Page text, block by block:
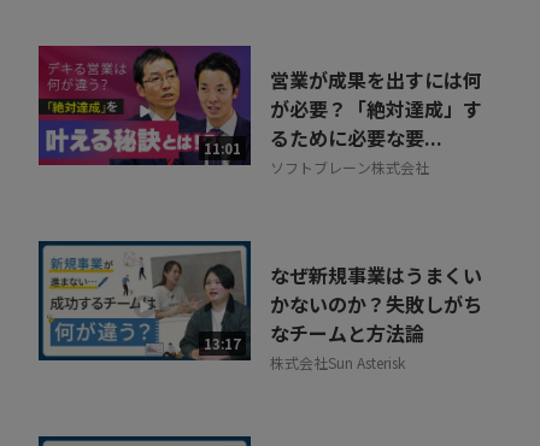
11:01
営業が成果を出すには何
が必要？「絶対達成」す
るために必要な要...
ソフトブレーン株式会社
13:17
なぜ新規事業はうまくい
かないのか？失敗しがち
なチームと方法論
株式会社Sun Asterisk